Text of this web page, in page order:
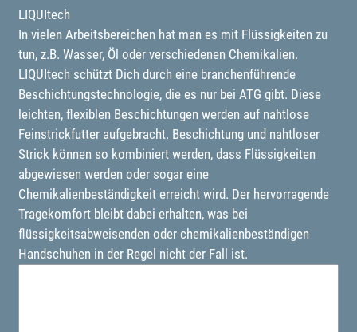
LIQUItech
In vielen Arbeitsbereichen hat man es mit Flüssigkeiten zu
tun, z.B. Wasser, Öl oder verschiedenen Chemikalien.
LIQUItech schützt Dich durch eine branchenführende
Beschichtungstechnologie, die es nur bei ATG gibt. Diese
leichten, flexiblen Beschichtungen werden auf nahtlose
Feinstrickfutter aufgebracht. Beschichtung und nahtloser
Strick können so kombiniert werden, dass Flüssigkeiten
abgewiesen werden oder sogar eine
Chemikalienbeständigkeit erreicht wird. Der hervorragende
Tragekomfort bleibt dabei erhalten, was bei
flüssigkeitsabweisenden oder chemikalienbeständigen
Handschuhen in der Regel nicht der Fall ist.